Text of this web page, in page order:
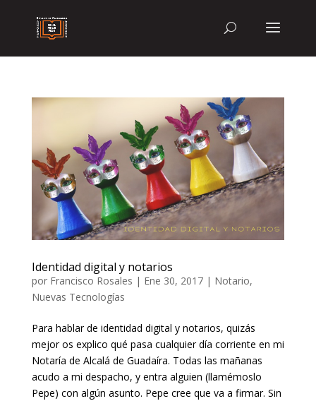
Identidad digital y notarios
por Francisco Rosales | Ene 30, 2017| Notario,
Nuevas Tecnologías
Para hablar de identidad digital y notarios, quizás
mejor os explico qué pasa cualquier día corriente en mi
Notaría de Alcalá de Guadaíra. Todas las mañanas
acudo a mi despacho, y entra alguien (llamémoslo
Pepe) con algún asunto. Pepe cree que va a firmar. Sin